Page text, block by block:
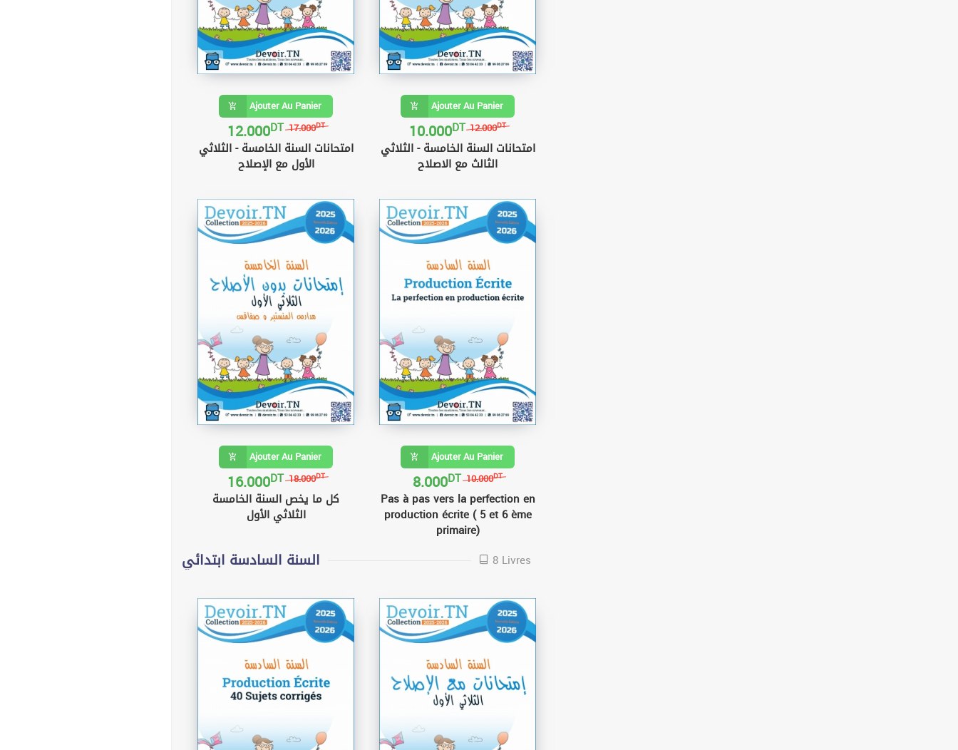
Ajouter Au Panier
17.000DT
12.000DT
امتحانات السنة الخامسة - الثلاثي
الأول مع الإصلاح
Ajouter Au Panier
12.000DT
10.000DT
امتحانات السنة الخامسة - الثلاثي
الثالث مع الاصلاح
Ajouter Au Panier
18.000DT
16.000DT
كل ما يخص السنة الخامسة
الثلاثي الأول
Ajouter Au Panier
10.000DT
8.000DT
Pas à pas vers la perfection en
production écrite ( 5 et 6 ème
primaire)
السنة السادسة ابتدائي 8 Livres